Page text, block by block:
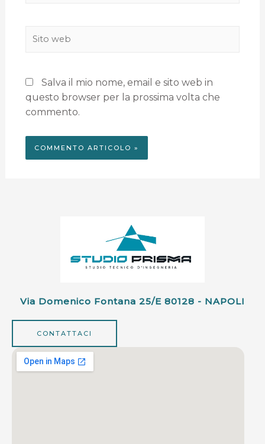
Salva il mio nome, email e sito web in
questo browser per la prossima volta che
commento.
Via Domenico Fontana 25/e 80128 - NAPOLI
CONTATTACI